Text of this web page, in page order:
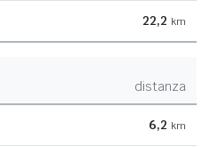
22,2 km
distanza
6,2 km